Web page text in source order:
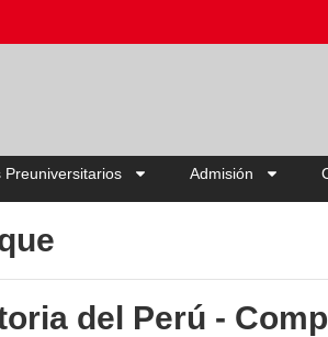
Preuniversitarios Admisión
del Perú -